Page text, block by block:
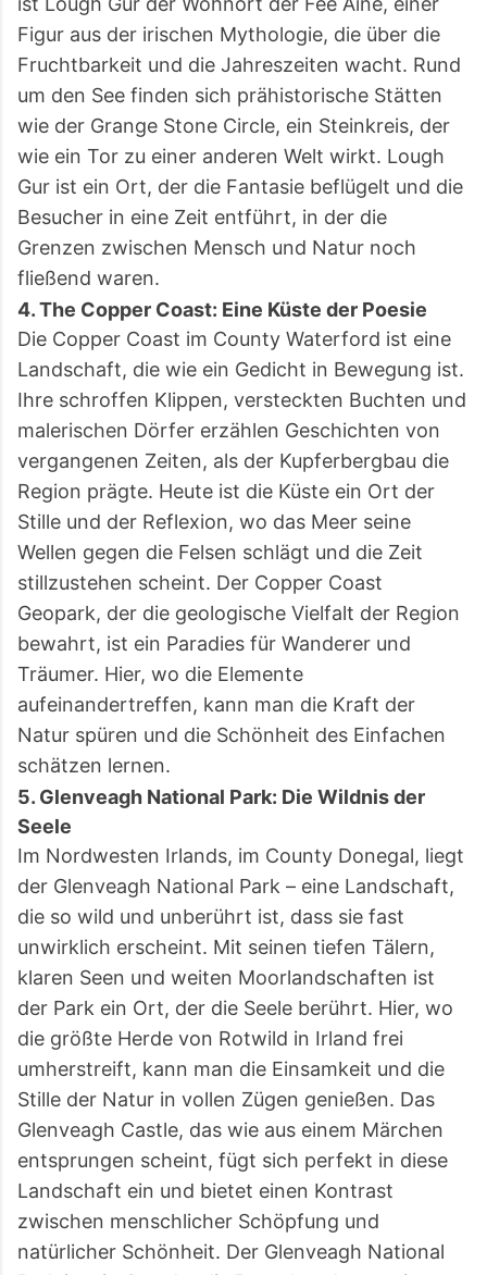
Figur aus der irischen Mythologie, die über die
Fruchtbarkeit und die Jahreszeiten wacht. Rund
um den See finden sich prähistorische Stätten
wie der Grange Stone Circle, ein Steinkreis, der
wie ein Tor zu einer anderen Welt wirkt. Lough
Gur ist ein Ort, der die Fantasie beflügelt und die
Besucher in eine Zeit entführt, in der die
Grenzen zwischen Mensch und Natur noch
fließend waren.
4. The Copper Coast: Eine Küste der Poesie
Die Copper Coast im County Waterford ist eine
Landschaft, die wie ein Gedicht in Bewegung ist.
Ihre schroffen Klippen, versteckten Buchten und
malerischen Dörfer erzählen Geschichten von
vergangenen Zeiten, als der Kupferbergbau die
Region prägte. Heute ist die Küste ein Ort der
Stille und der Reflexion, wo das Meer seine
Wellen gegen die Felsen schlägt und die Zeit
stillzustehen scheint. Der Copper Coast
Geopark, der die geologische Vielfalt der Region
bewahrt, ist ein Paradies für Wanderer und
Träumer. Hier, wo die Elemente
aufeinandertreffen, kann man die Kraft der
Natur spüren und die Schönheit des Einfachen
schätzen lernen.
5. Glenveagh National Park: Die Wildnis der
Seele
Im Nordwesten Irlands, im County Donegal, liegt
der Glenveagh National Park – eine Landschaft,
die so wild und unberührt ist, dass sie fast
unwirklich erscheint. Mit seinen tiefen Tälern,
klaren Seen und weiten Moorlandschaften ist
der Park ein Ort, der die Seele berührt. Hier, wo
die größte Herde von Rotwild in Irland frei
umherstreift, kann man die Einsamkeit und die
Stille der Natur in vollen Zügen genießen. Das
Glenveagh Castle, das wie aus einem Märchen
entsprungen scheint, fügt sich perfekt in diese
Landschaft ein und bietet einen Kontrast
zwischen menschlicher Schöpfung und
natürlicher Schönheit. Der Glenveagh National